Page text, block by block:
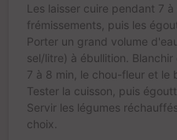
Les laisser cuire pendant 7
frémissements, puis les
Porter un grand volume
sel/litre) à ébullition.
7 à 8 min, le chou-fleur et le
Tester la cuisson, puis
Servir les légumes
choix.